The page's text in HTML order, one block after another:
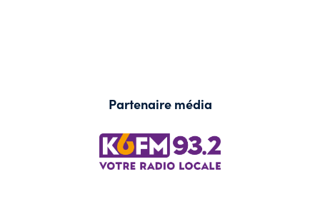
Partenaire média